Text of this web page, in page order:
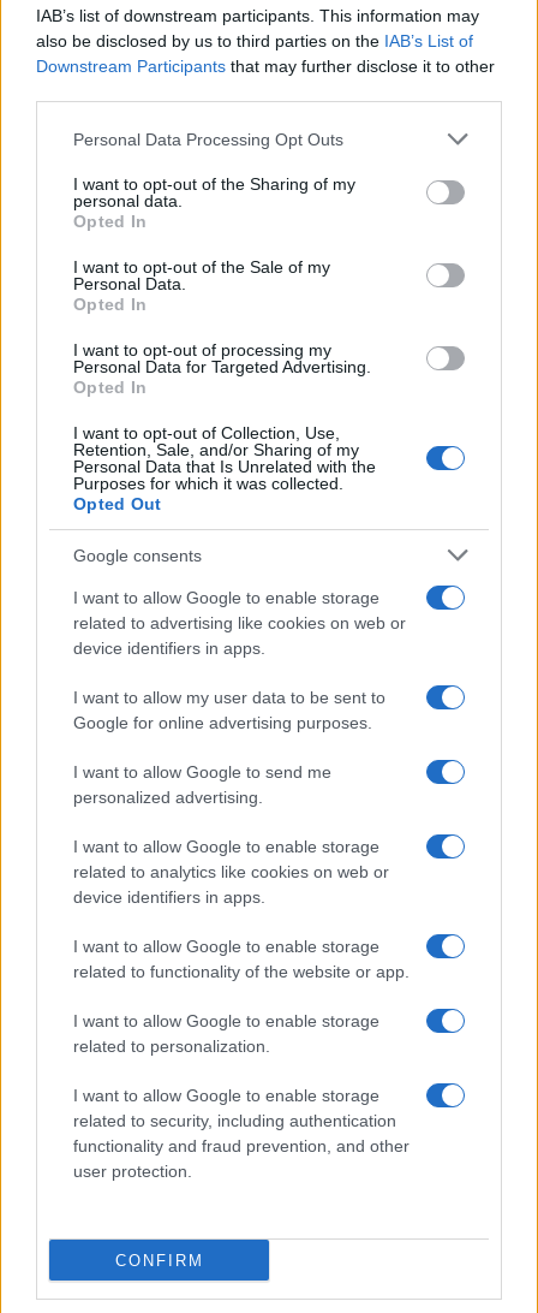
IAB’s list of downstream participants. This information may
also be disclosed by us to third parties on the IAB’s List of
Downstream Participants that may further disclose it to other
Please note that this website/app uses one or more Google
not limited to your visit or usage behaviour. You may click to
grant or deny consent to Google and its third-party tags to
use your data for below specified purposes in below Google
consent section.
Personal Data Processing Opt Outs
I want to opt-out of the Sharing of my
personal data.
Opted In
I want to opt-out of the Sale of my
Personal Data.
Opted In
I want to opt-out of processing my
Personal Data for Targeted Advertising.
Opted In
I want to opt-out of Collection, Use,
Retention, Sale, and/or Sharing of my
Personal Data that Is Unrelated with the
Purposes for which it was collected.
Opted Out
Google consents
I want to allow Google to enable storage
related to advertising like cookies on web or
device identifiers in apps.
I want to allow my user data to be sent to
Google for online advertising purposes.
I want to allow Google to send me
personalized advertising.
I want to allow Google to enable storage
related to analytics like cookies on web or
device identifiers in apps.
I want to allow Google to enable storage
related to functionality of the website or app.
I want to allow Google to enable storage
related to personalization.
I want to allow Google to enable storage
related to security, including authentication
functionality and fraud prevention, and other
user protection.
CONFIRM
Migliori cliniche di estetica medicale avanzata
in Europa: classifica dei 5 centri di riferimento
pe…
Incendi, a San Pasquale arriva il Campo Base:
l’inaugurazione
Andrea Mura conquista Palau: grande
partecipazione per il suo racconto
Calangianus, allarme sul centro accoglienza
NECROLOGIE
Mario Malu
Paolo Pinna
Martina Agostina Diturco
I nostri cari
I nostri cari